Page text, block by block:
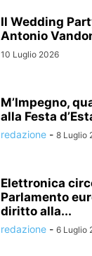
Il Wedding
Antonio
10 Luglio 2026
M’Impegno,
alla Festa
redazione - 8 Luglio
Elettronica
Parlamento
diritto alla...
redazione - 6 Luglio